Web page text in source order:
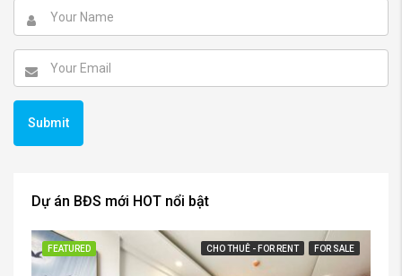
Dự án BĐS mới HOT nổi bật
FEATURED CHO THUÊ - FOR RENT FOR SALE